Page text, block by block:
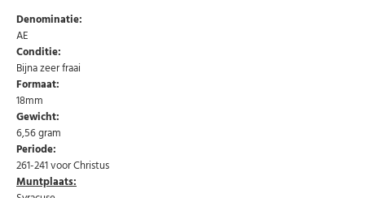
Denominatie:
AE
Conditie:
Bijna zeer fraai
Formaat:
18mm
Gewicht:
6,56 gram
Periode:
261-241 voor Christus
Muntplaats: